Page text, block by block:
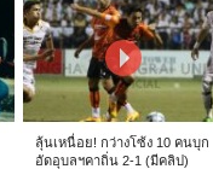
ลุ้นเหนื่อย! กว่างโซ้ง 10 คนบุก
อัดอุบลฯคาถิ่น 2-1 (มีคลิป)